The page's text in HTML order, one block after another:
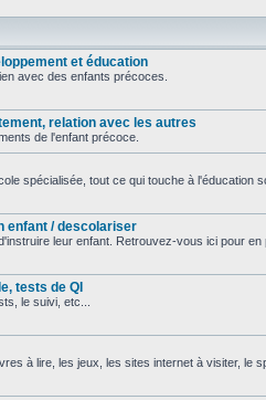
et éducation
avec des enfants précoces.
relation avec les autres
de l'enfant précoce.
spécialisée, tout ce qui touche à l'éducation
enfant / descolariser
leur enfant. Retrouvez-vous ici pour en
tests de QI
le suivi, etc...
à lire, les jeux, les sites internet à visiter, le